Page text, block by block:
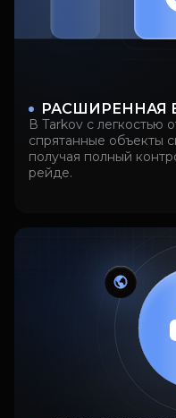
РАСШИРЕННАЯ
В Tarkov с легкостью
спрятанные объекты
получая полный
рейде.